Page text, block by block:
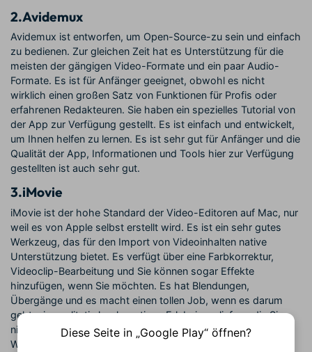
2.Avidemux
Avidemux ist entworfen, um Open-Source-zu sein und einfach
zu bedienen. Zur gleichen Zeit hat es Unterstützung für die
meisten der gängigen Video-Formate und ein paar Audio-
Formate. Es ist für Anfänger geeignet, obwohl es nicht
wirklich einen großen Satz von Funktionen für Profis oder
erfahrenen Redakteuren. Sie haben ein spezielles Tutorial von
der App zur Verfügung gestellt. Es ist einfach und entwickelt,
um Ihnen helfen zu lernen. Es ist sehr gut für Anfänger und die
Qualität der App, Informationen und Tools hier zur Verfügung
gestellten ist auch sehr gut.
3.iMovie
iMovie ist der hohe Standard der Video-Editoren auf Mac, nur
weil es von Apple selbst erstellt wird. Es ist ein sehr gutes
Werkzeug, das für den Import von Videoinhalten native
Unterstützung bietet. Es verfügt über eine Farbkorrektur,
Videoclip-Bearbeitung und Sie können sogar Effekte
hinzufügen, wenn Sie möchten. Es hat Blendungen,
Übergänge und es macht einen tollen Job, wenn es darum
geht, ein qualitativ hochwertiges Erlebnis zu liefern, die Sie
nicht wollen, zu verpassen. Insgesamt ist es ein solides
Werkzeug, das große Effekte und einige reiche Funktionen
Diese Seite in „Google Play“ öffnen?